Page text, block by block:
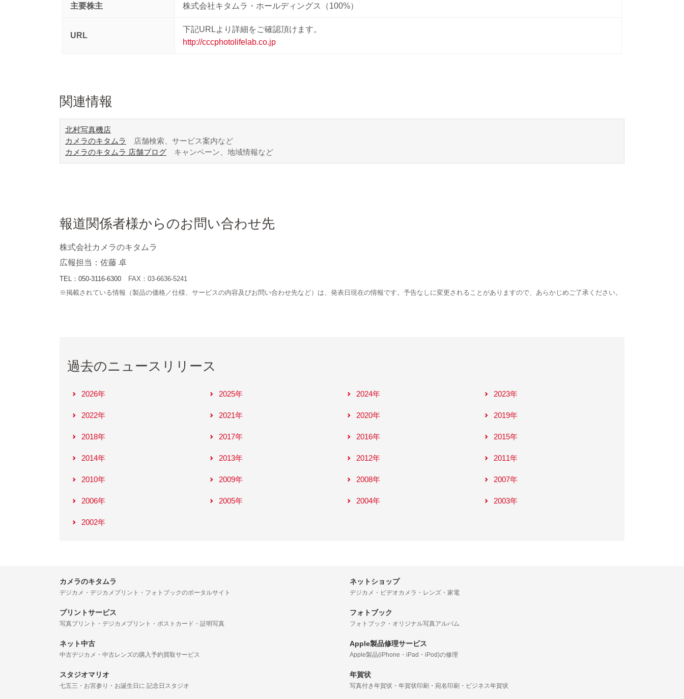
主要株主 株式会社キタムラ・ホールディングス（100%）
URL
下記URLより詳細をご確認頂けます。
http://cccphotolifelab.co.jp
関連情報
北村写真機店
カメラのキタムラ
店舗検索、サービス案内など
カメラのキタムラ 店舗ブログ キャンペーン、地域情報など
報道関係者様からのお問い合わせ先
株式会社カメラのキタムラ
広報担当：佐藤 卓
TEL：050-3116-6300
FAX：03-6636-5241
※掲載されている情報（製品の価格／仕様、サービスの内容及びお問い合わせ先など）は、発表日現在の情報です。予告なしに変更されることがありますので、あらかじめご了承ください。
過去のニュースリリース
2026年 2025年 2024年 2023年
2022年 2021年 2020年 2019年
2018年 2017年 2016年 2015年
2014年 2013年 2012年 2011年
2010年 2009年 2008年 2007年
2006年 2005年 2004年 2003年
2002年
カメラのキタムラ
デジカメ・デジカメプリント・フォトブックのポータルサイト
ネットショップ
デジカメ・ビデオカメラ・レンズ・家電
プリントサービス
写真プリント・デジカメプリント・ポストカード・証明写真
フォトブック
フォトブック・オリジナル写真アルバム
ネット中古
中古デジカメ・中古レンズの購入予約買取サービス
Apple製品修理サービス
Apple製品(iPhone・iPad・iPod)の修理
スタジオマリオ
七五三・お宮参り・お誕生日に 記念日スタジオ
年賀状
写真付き年賀状・年賀状印刷・宛名印刷・ビジネス年賀状